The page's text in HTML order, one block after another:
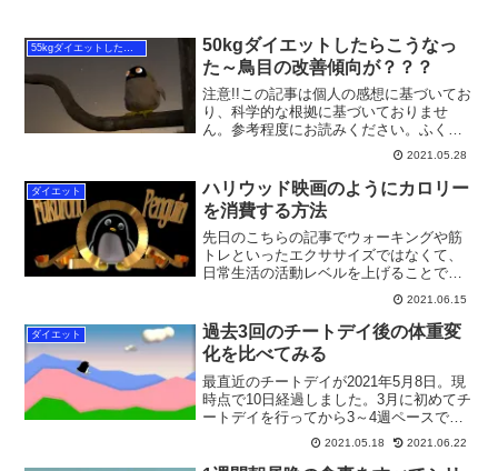
50kgダイエットしたらこうなっ
た～鳥目の改善傾向が？？？
注意!!この記事は個人の感想に基づいてお
り、科学的な根拠に基づいておりませ
ん。参考程度にお読みください。ふくろ
うのぺんぎん私、鳥目気味だったので
す。そもそも視力が悪く両目ともに0.1を
下回っているのですが、暗くなってくる
とさらにものが見えに...
2021.05.28
ダイエット
ハリウッド映画のようにカロリー
を消費する方法
先日のこちらの記事でウォーキングや筋
トレといったエクササイズではなくて、
日常生活の活動レベルを上げることで普
段のカロリー消費量を上げて、効率的な
ダイエットができるということをご紹介
しました。そのカロリー計算に使用した
活動レベルの指標である「...
2021.06.15
ダイエット
過去3回のチートデイ後の体重変
化を比べてみる
最直近のチートデイが2021年5月8日。現
時点で10日経過しました。3月に初めてチ
ートデイを行ってから3～4週ペースでチ
ートデイを行っています。結果、3月から
1ヶ月に1回ずつチートデイを入れている
2021.05.18 2021.06.22